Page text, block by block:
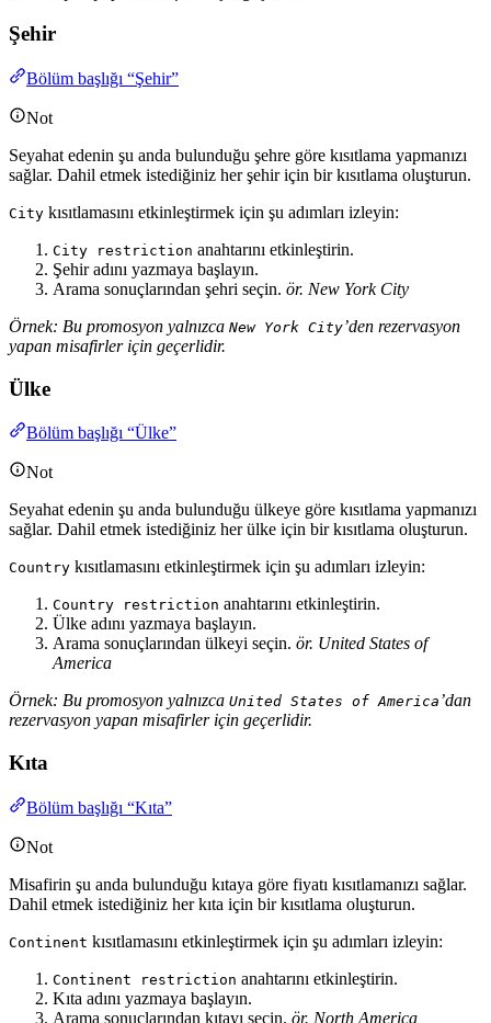
Şehir
Bölüm başlığı “Şehir”
Not
Seyahat edenin şu anda bulunduğu şehre göre kısıtlama yapmanızı
sağlar. Dahil etmek istediğiniz her şehir için bir kısıtlama oluşturun.
City kısıtlamasını etkinleştirmek için şu adımları izleyin:
City restriction anahtarını etkinleştirin.
Şehir adını yazmaya başlayın.
Arama sonuçlarından şehri seçin. ör. New York City
Örnek: Bu promosyon yalnızca New York City’den rezervasyon
yapan misafirler için geçerlidir.
Ülke
Bölüm başlığı “Ülke”
Not
Seyahat edenin şu anda bulunduğu ülkeye göre kısıtlama yapmanızı
sağlar. Dahil etmek istediğiniz her ülke için bir kısıtlama oluşturun.
Country kısıtlamasını etkinleştirmek için şu adımları izleyin:
Country restriction anahtarını etkinleştirin.
Ülke adını yazmaya başlayın.
Arama sonuçlarından ülkeyi seçin. ör. United States of
America
Örnek: Bu promosyon yalnızca United States of America ’dan
rezervasyon yapan misafirler için geçerlidir.
Kıta
Bölüm başlığı “Kıta”
Not
Misafirin şu anda bulunduğu kıtaya göre fiyatı kısıtlamanızı sağlar.
Dahil etmek istediğiniz her kıta için bir kısıtlama oluşturun.
Continent kısıtlamasını etkinleştirmek için şu adımları izleyin:
Continent restriction anahtarını etkinleştirin.
Kıta adını yazmaya başlayın.
Arama sonuçlarından kıtayı seçin. ör. North America